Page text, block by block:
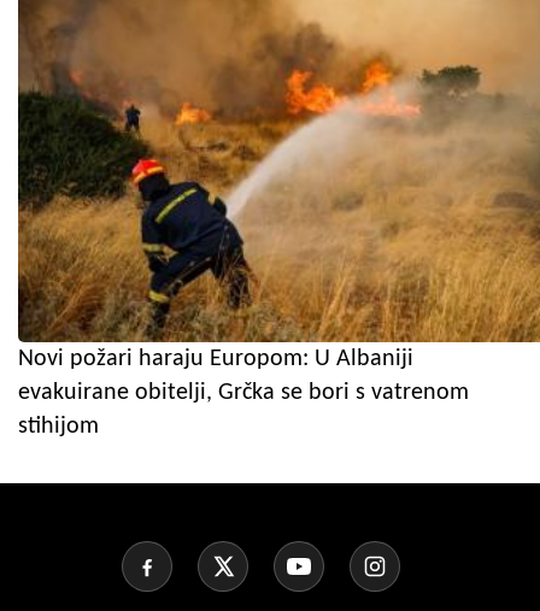
Novi požari haraju Europom: U Albaniji
evakuirane obitelji, Grčka se bori s vatrenom
stihijom